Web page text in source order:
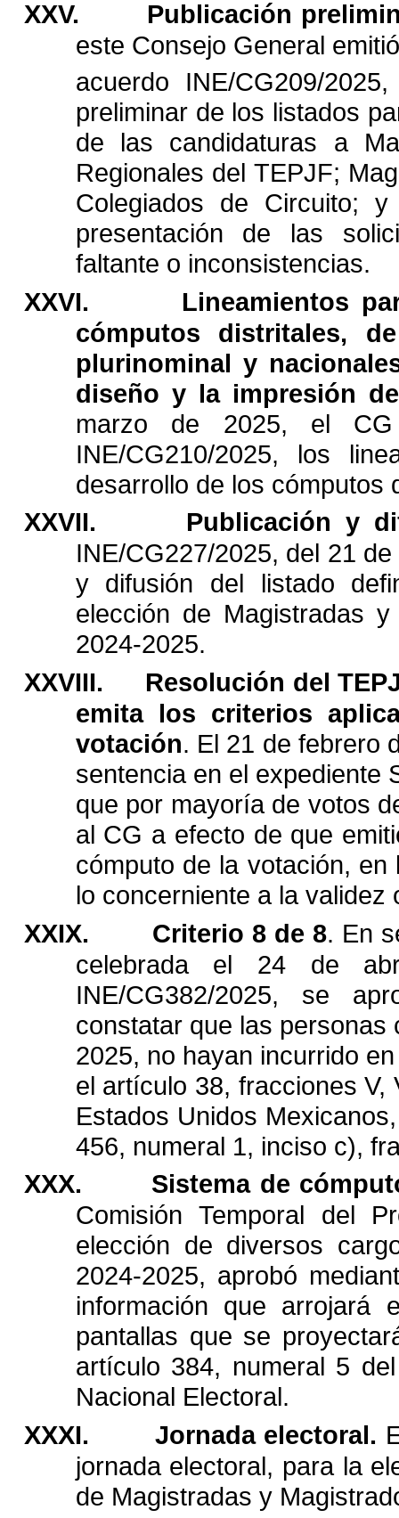
XXV. Publicación
este Consejo General emitió
acuerdo
INE/CG209/2025,
preliminar de los listados
de
las candidaturas a
Regionales del TEPJF;
Colegiados
de Circuito;
y
presentación
de las
faltante o inconsistencias.
XXVI.
Lineamientos
cómputos
distritales,
de
plurinominal y
diseño y la impresión de
marzo
de 2025, el
CG
INE/CG210/2025,
los
desarrollo de los cómputos
XXVII.
Publicación y
INE/CG227/2025, del 21 de
y difusión del listado
elección de Magistradas y
2024-2025.
XXVIII.
Resolución del
emita los criterios
votación. El 21 de febrero
sentencia en el expediente
que por mayoría de votos
al CG a efecto de que
cómputo de la votación, en
lo concerniente a la validez
XXIX.
Criterio 8 de 8. En
celebrada
el 24 de
INE/CG382/2025,
se
constatar que las personas
2025, no hayan incurrido en
el artículo 38, fracciones V,
Estados Unidos Mexicanos,
456, numeral 1, inciso c),
XXX.
Sistema de
Comisión Temporal del
elección de diversos
2024-2025, aprobó
información que arrojará
pantallas que se
artículo 384, numeral 5 del
Nacional Electoral.
XXXI.
Jornada electoral.
jornada electoral, para la
de Magistradas y